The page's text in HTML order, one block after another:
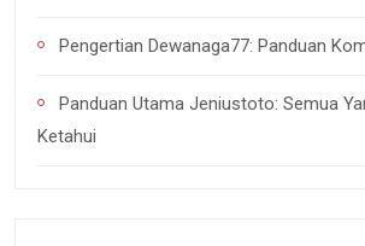
Pengertian Dewanaga77: Panduan
Panduan Utama Jeniustoto: Semua
Ketahui